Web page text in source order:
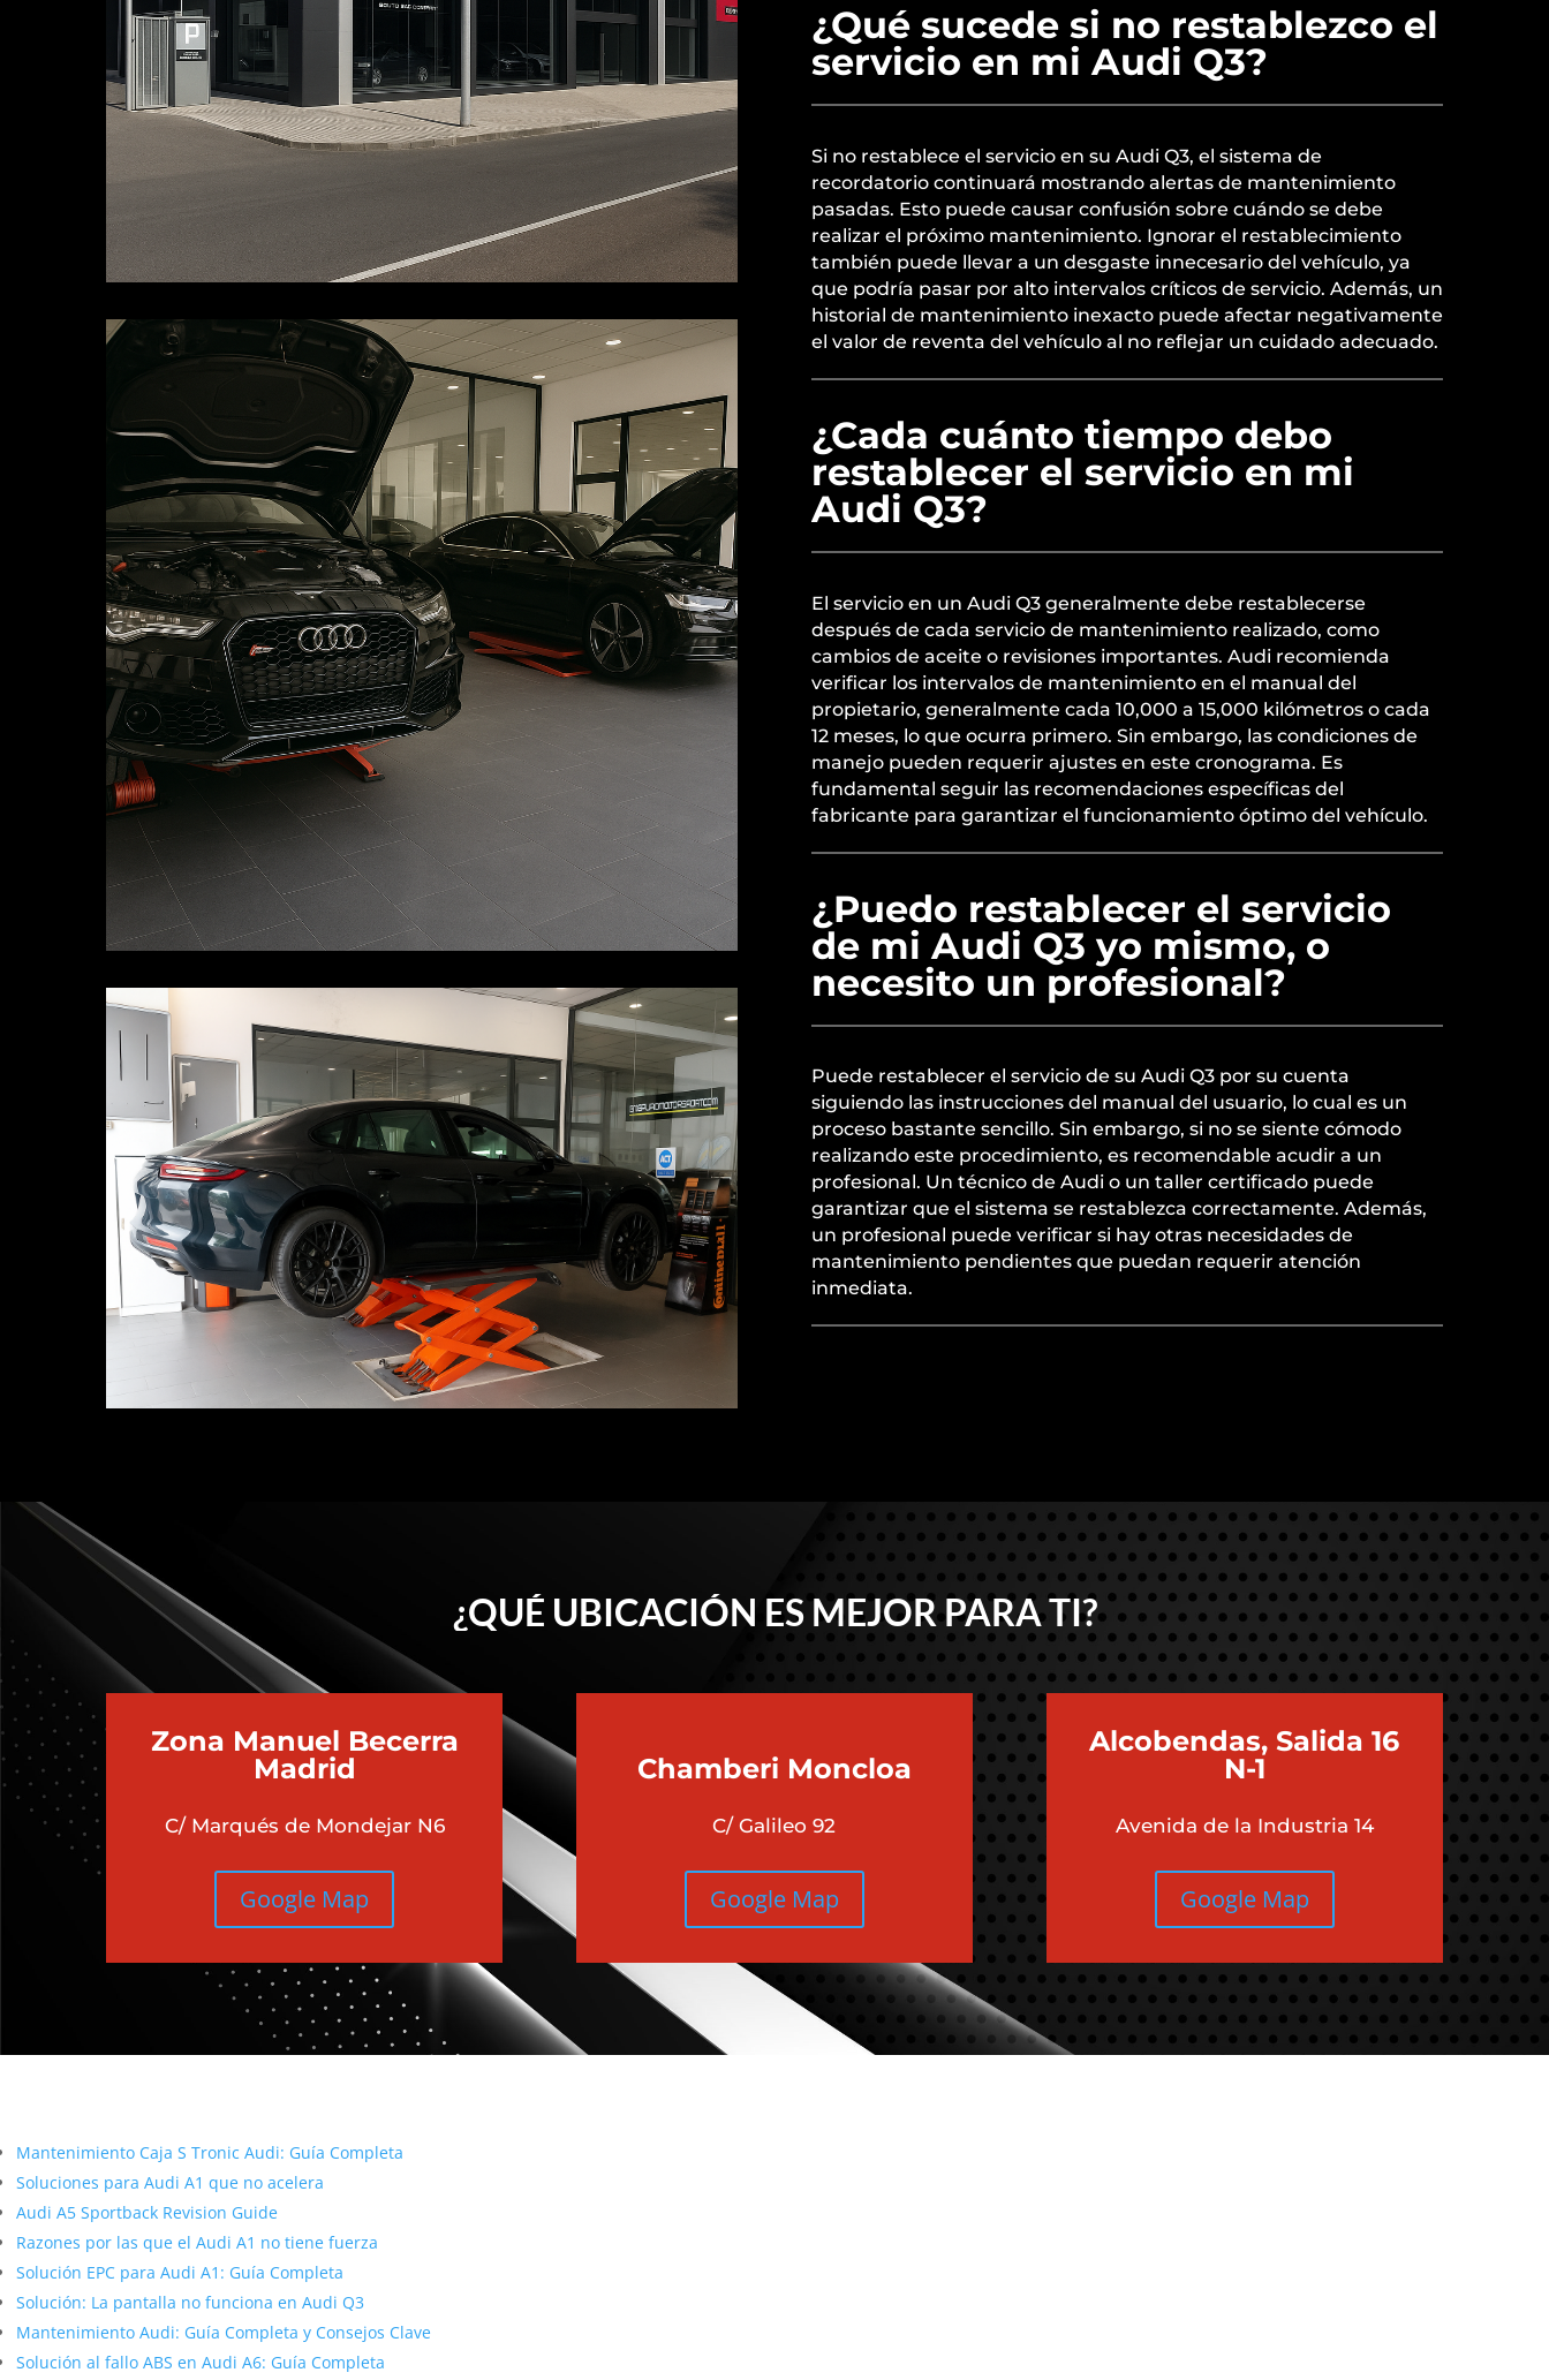
¿Qué sucede si no restablezco el
servicio en mi Audi Q3?
Si no restablece el servicio en su Audi Q3, el sistema de
recordatorio continuará mostrando alertas de mantenimiento
pasadas. Esto puede causar confusión sobre cuándo se debe
realizar el próximo mantenimiento. Ignorar el restablecimiento
también puede llevar a un desgaste innecesario del vehículo, ya
que podría pasar por alto intervalos críticos de servicio. Además, un
historial de mantenimiento inexacto puede afectar negativamente
el valor de reventa del vehículo al no reflejar un cuidado adecuado.
¿Cada cuánto tiempo debo
restablecer el servicio en mi
Audi Q3?
El servicio en un Audi Q3 generalmente debe restablecerse
después de cada servicio de mantenimiento realizado, como
cambios de aceite o revisiones importantes. Audi recomienda
verificar los intervalos de mantenimiento en el manual del
propietario, generalmente cada 10,000 a 15,000 kilómetros o cada
12 meses, lo que ocurra primero. Sin embargo, las condiciones de
manejo pueden requerir ajustes en este cronograma. Es
fundamental seguir las recomendaciones específicas del
fabricante para garantizar el funcionamiento óptimo del vehículo.
¿Puedo restablecer el servicio
de mi Audi Q3 yo mismo, o
necesito un profesional?
Puede restablecer el servicio de su Audi Q3 por su cuenta
siguiendo las instrucciones del manual del usuario, lo cual es un
proceso bastante sencillo. Sin embargo, si no se siente cómodo
realizando este procedimiento, es recomendable acudir a un
profesional. Un técnico de Audi o un taller certificado puede
garantizar que el sistema se restablezca correctamente. Además,
un profesional puede verificar si hay otras necesidades de
mantenimiento pendientes que puedan requerir atención
inmediata.
¿QUÉ UBICACIÓN ES MEJOR PARA TI?
Zona Manuel Becerra
Madrid
C/ Marqués de Mondejar N6
Google Map
Chamberi Moncloa
C/ Galileo 92
Google Map
Alcobendas, Salida 16
N-1
Avenida de la Industria 14
Google Map
Mantenimiento Caja S Tronic Audi: Guía Completa
Soluciones para Audi A1 que no acelera
Audi A5 Sportback Revision Guide
Razones por las que el Audi A1 no tiene fuerza
Solución EPC para Audi A1: Guía Completa
Solución: La pantalla no funciona en Audi Q3
Mantenimiento Audi: Guía Completa y Consejos Clave
Solución al fallo ABS en Audi A6: Guía Completa